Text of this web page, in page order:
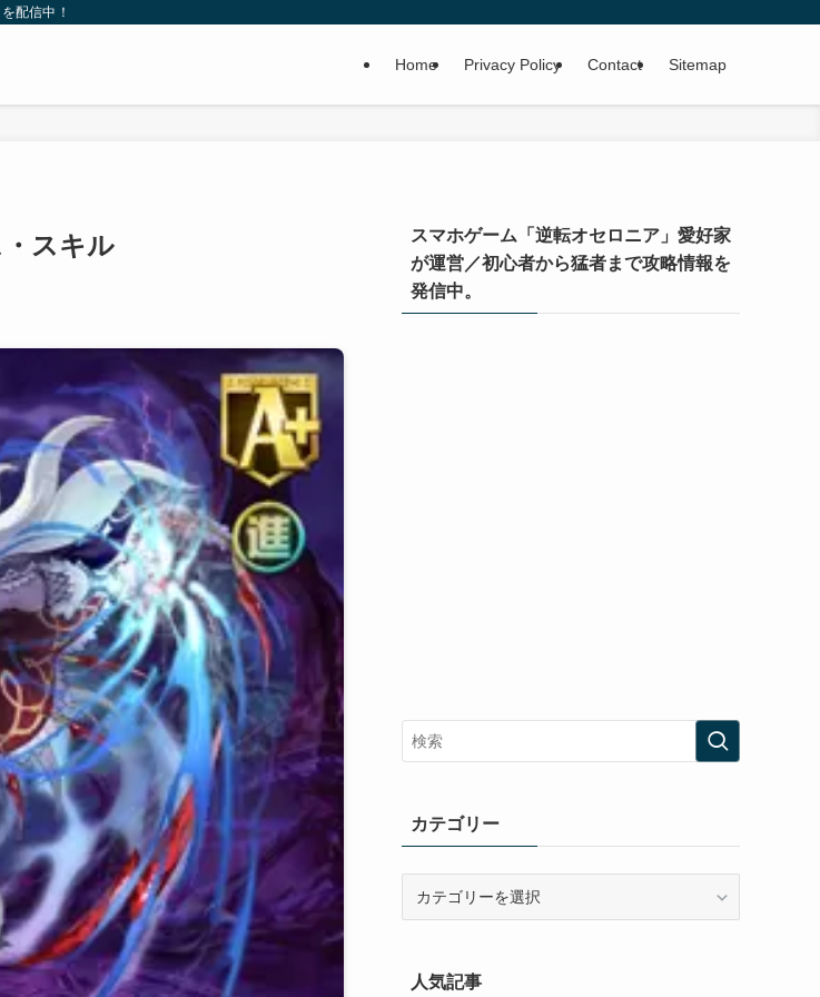
配信中！
Home Privacy Policy Contact Sitemap
スキル
スマホゲーム「逆転オセロニア」愛好家
が運営／初心者から猛者まで攻略情報を
発信中。
カテゴリー
ー人気記事